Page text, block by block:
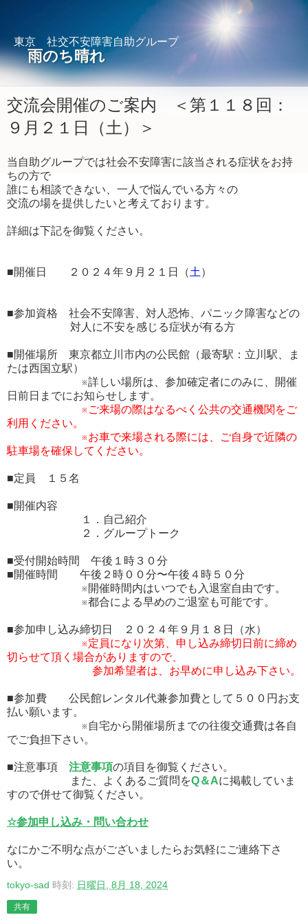
東京 社交不安障害自助グループ
雨のち晴れ
交流会開催のご案内 ＜第１１８回：
９月２１日（土）＞
当自助グループでは社会不安障害に該当される症状をお持
ちの方で
誰にも相談できない、一人で悩んでいる方々の
交流の場を提供したいと考えております。
詳細は下記を御覧ください。
■開催日 ２０２４年９月２１日（土 ）
■参加資格 社会不安障害、対人恐怖、パニック障害などの
対人に不安を感じる症状が有る方
■開催場所 東京都立川市内の公民館（最寄駅：立川駅、ま
たは西国立駅）
※詳しい場所は、参加確定者にのみに、開催
日前日までにお知らせします。
※ご来場の際はなるべく公共の交通機関をご
利用ください。
※お車で来場される際には、ご自身で近隣の
駐車場を確保してください。
■定員 １５名
■開催内容
１．自己紹介
２．グループトーク
■受付開始時間 午後１時３０分
■開催時間 午後２時００分〜午後４時５０分
※開催時間内はいつでも入退室自由です。
※都合による早めのご退室も可能です。
■参加申し込み締切日 ２０２４年９月１８日（水）
※定員になり次第、申し込み締切日前に締め
切らせて頂く場合がありますので、
参加希望者は、お早めに申し込み下さい。
■参加費 公民館レンタル代兼参加費として５００円お支
払い願います。
※自宅から開催場所までの往復交通費は各自
でご負担下さい。
■注意事項 注意事項の項目を御覧ください。
また、よくあるご質問をQ＆Aに掲載していま
すので併せて御覧ください。
☆参加申し込み・問い合わせ
なにかご不明な点がございましたらお気軽にご連絡下さ
い。
tokyo-sad 時刻: 日曜日, 8月 18, 2024
共有